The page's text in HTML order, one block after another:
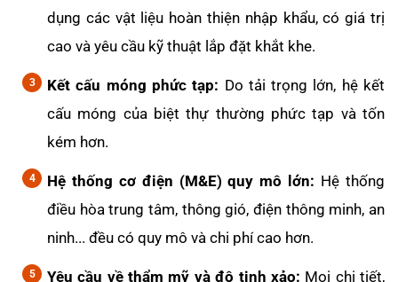
dụng các vật liệu hoàn thiện nhập khẩu, có giá trị
cao và yêu cầu kỹ thuật lắp đặt khắt khe.
Kết cấu móng phức tạp: Do tải trọng lớn, hệ kết
cấu móng của biệt thự thường phức tạp và tốn
kém hơn.
Hệ thống cơ điện (M&E) quy mô lớn: Hệ thống
điều hòa trung tâm, thông gió, điện thông minh, an
ninh... đều có quy mô và chi phí cao hơn.
Yêu cầu về thẩm mỹ và độ tinh xảo: Mọi chi tiết,